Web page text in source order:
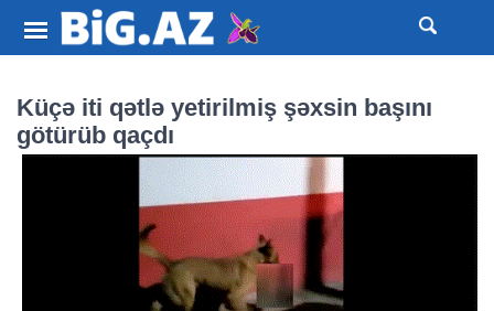
Küçə iti qətlə yetirilmiş şəxsin başını
götürüb qaçdı